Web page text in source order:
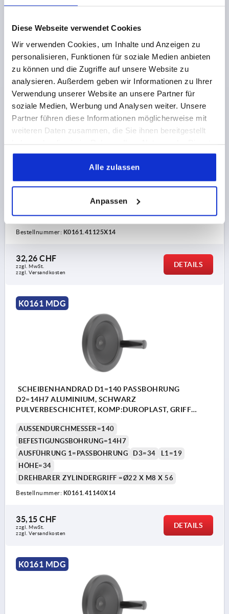
Diese Webseite verwendet Cookies
Wir verwenden Cookies, um Inhalte und Anzeigen zu
personalisieren, Funktionen für soziale Medien anbieten
zu können und die Zugriffe auf unsere Website zu
analysieren. Außerdem geben wir Informationen zu Ihrer
Verwendung unserer Website an unsere Partner für
soziale Medien, Werbung und Analysen weiter. Unsere
Partner führen diese Informationen möglicherweise mit
weiteren Daten zusammen, die Sie ihnen bereitgestellt
gesammelt haben.
Alle zulassen
Anpassen
zzgl. MwSt.
K0161 MDG
SCHEIBENHANDRAD D1=125 PASSBOHRUNG
AUSSENDURCHMESSER=125
BEFESTIGUNGSBOHRUNG=14H7
DREHBARER ZYLINDERGRIFF =Ø22 X M8 X 56
Bestellnummer: K0161.41125X14
32,26 CHF
zzgl. MwSt.
zzgl. Versandkosten
DETAILS
K0161 MDG
SCHEIBENHANDRAD D1=140 PASSBOHRUNG
D2=14H7 ALUMINIUM, SCHWARZ
PULVERBESCHICHTET, KOMP:DUROPLAST, GRIFF
AUSSENDURCHMESSER=140
BEFESTIGUNGSBOHRUNG=14H7
AUSFÜHRUNG 1=PASSBOHRUNG
D3=34
L1=19
HÖHE=34
DREHBARER ZYLINDERGRIFF =Ø22 X M8 X 56
Bestellnummer: K0161.41140X14
35,15 CHF
zzgl. MwSt.
zzgl. Versandkosten
DETAILS
K0161 MDG